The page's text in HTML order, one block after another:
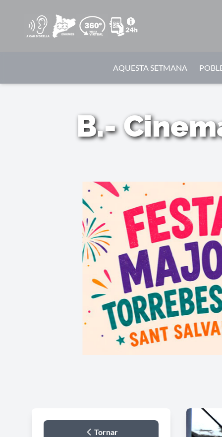
AQUESTA SETMANA
B.-
Tornar